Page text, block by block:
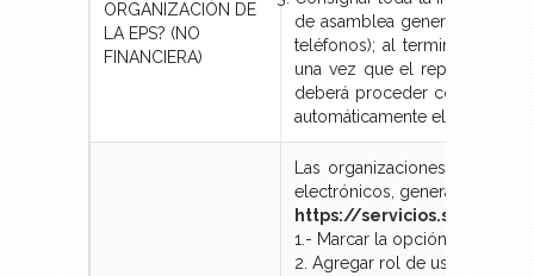
ORGANIZACIÓN DE
LA EPS? (NO
FINANCIERA)
de asamblea general,
teléfonos); al terminar el
una vez que el
deberá proceder con la
automáticamente el
Las organizaciones del
electrónicos, generando el
https://
1.- Marcar la opción “
2. Agregar rol de usuario "